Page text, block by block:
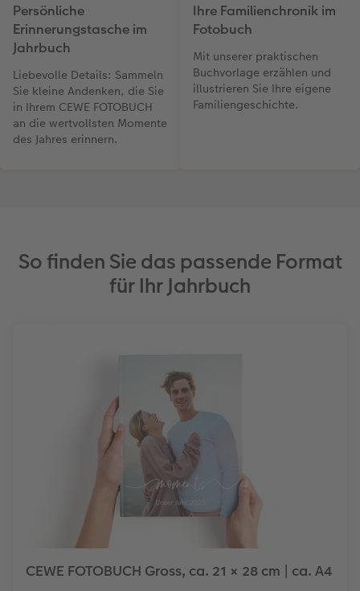
Persönliche
Erinnerungstasche im
Jahrbuch
Liebevolle Details: Sammeln
Sie kleine Andenken, die Sie
in Ihrem CEWE FOTOBUCH
an die wertvollsten Momente
des Jahres erinnern.
Ihre Familienchronik im
Fotobuch
Mit unserer praktischen
Buchvorlage erzählen und
illustrieren Sie Ihre eigene
Familiengeschichte.
So finden Sie das passende Format
für Ihr Jahrbuch
CEWE FOTOBUCH Gross, ca. 21 × 28 cm | ca. A4